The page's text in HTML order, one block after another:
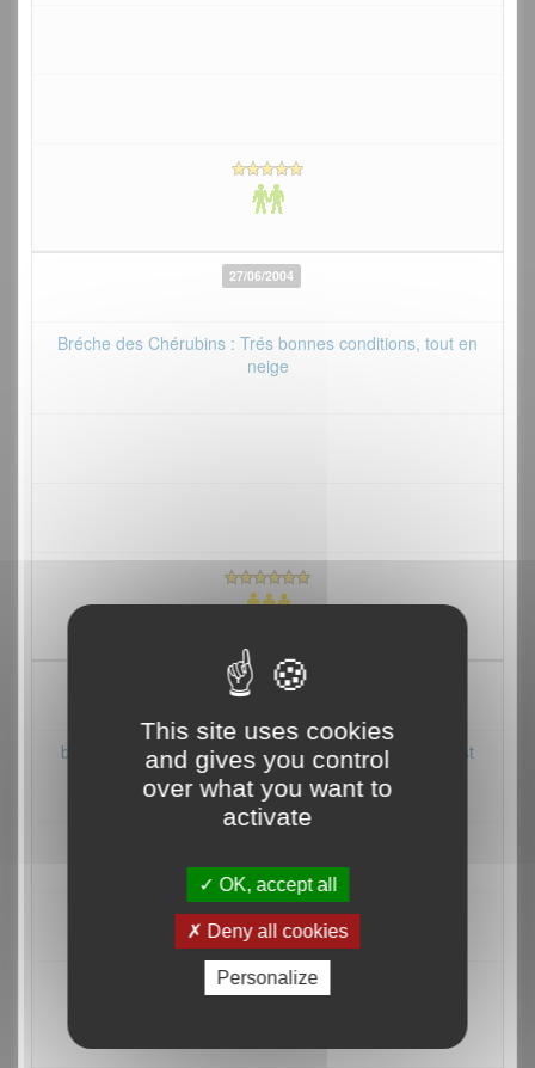
27/06/2004
Bréche des Chérubins : Trés bonnes conditions, tout en
neige
27/04/2004
brêche des chérubins OK alors que le col de l'ange est
dans un état moyen sur...
This site uses cookies
and gives you control
over what you want to
activate
OK, accept all
Deny all cookies
Personalize